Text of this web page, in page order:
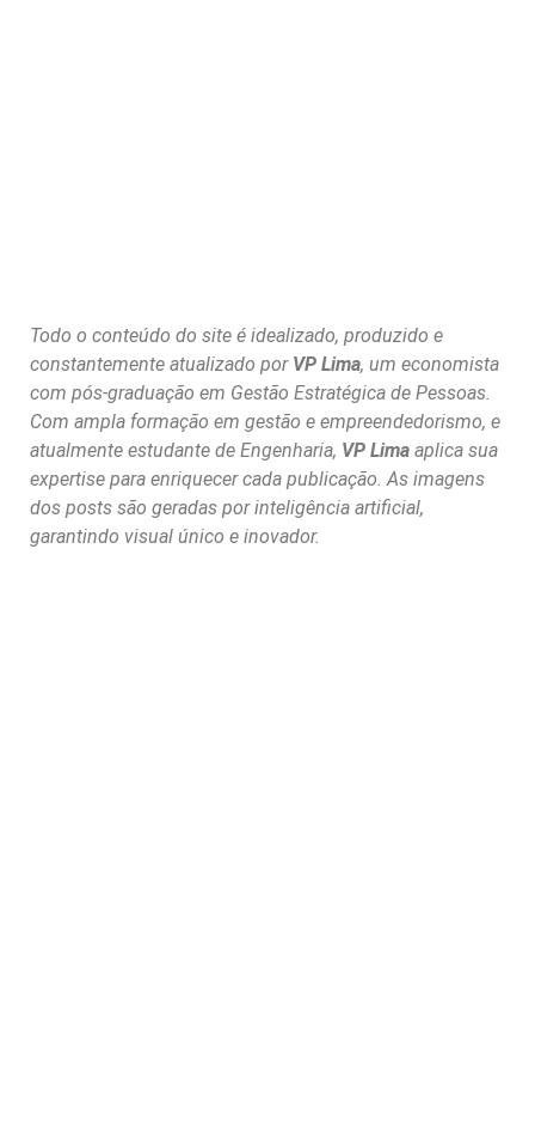
Todo o conteúdo do site é idealizado, produzido e
constantemente atualizado por VP Lima, um economista
com pós-graduação em Gestão Estratégica de Pessoas.
Com ampla formação em gestão e empreendedorismo, e
atualmente estudante de Engenharia, VP Lima aplica sua
expertise para enriquecer cada publicação. As imagens
dos posts são geradas por inteligência artificial,
garantindo visual único e inovador.